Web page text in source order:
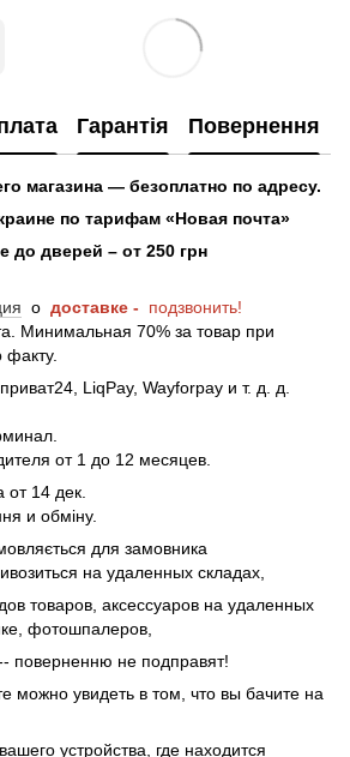
Гарантія Повернення
магазина — безоплатно по адресу.
по тарифам «Новая почта»
до дверей – от 250 грн
о доставке - подзвонить!
Минимальная 70% за товар при
LiqPay, Wayforpay и т. д. д.
от 1 до 12 месяцев.
от 14 дек.
и обміну.
для замовника
на удаленных складах,
товаров, аксессуаров на удаленных
фотошпалеров,
поверненню не подправят!
можно увидеть в том, что вы бачите на
устройства, где находится